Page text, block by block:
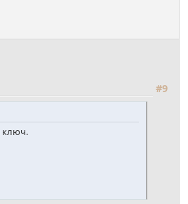
#9
ключ.